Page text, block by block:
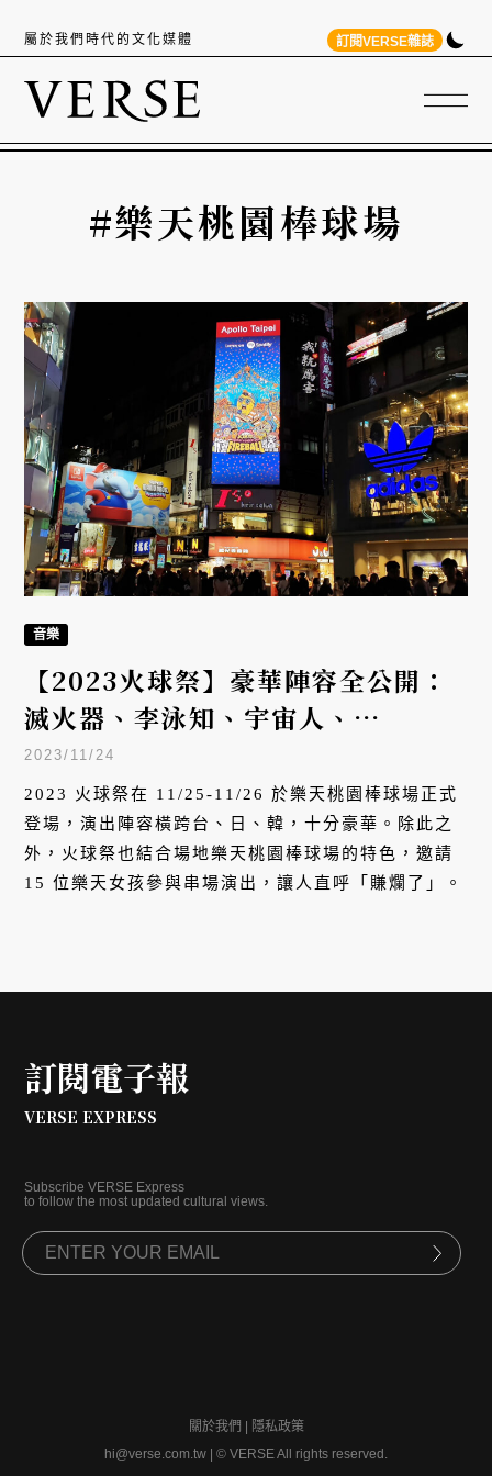
屬於我們時代的文化媒體 訂閱VERSE雜誌
#樂天桃園棒球場
音樂
【2023火球祭】豪華陣容全公開：
滅火器、李泳知、宇宙人、
TRASH、15 位樂天女孩助陣串
場，驚喜共演不可錯過！
2023/11/24
2023 火球祭在 11/25-11/26 於樂天桃園棒球場正式
登場，演出陣容橫跨台、日、韓，十分豪華。除此之
外，火球祭也結合場地樂天桃園棒球場的特色，邀請
15 位樂天女孩參與串場演出，讓人直呼「賺爛了」。
訂閱電子報
VERSE EXPRESS
Subscribe VERSE Express
to follow the most updated cultural views.
關於我們
隱私政策
hi@verse.com.tw
© VERSE All rights reserved.